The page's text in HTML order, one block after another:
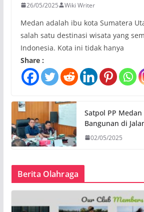
26/05/2025 Wiki Writer
Medan adalah ibu kota Sumatera
salah satu destinasi wisata yang
Indonesia. Kota ini tidak hanya
Share :
Satpol PP
Bangunan di
02/05/2025
Berita Olahraga